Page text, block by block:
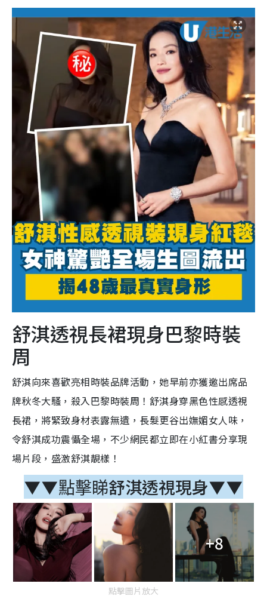
舒淇透視長裙現身巴黎時裝
周
舒淇向來喜歡亮相時裝品牌活動，她早前亦獲邀出席品
牌秋冬大騷，殺入巴黎時裝周！舒淇身穿黑色性感透視
長裙，將緊致身材表露無遺，長髮更谷出嫵媚女人味，
令舒淇成功震懾全場，不少網民都立即在小紅書分享現
場片段，盛激舒淇靚樣！
▼▼點擊睇舒淇透視現身▼▼
+8
點擊圖片放大